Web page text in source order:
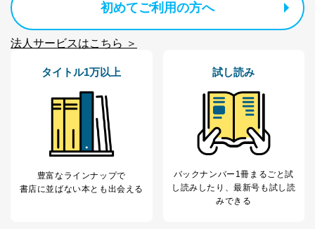
初めてご利用の方へ
法人サービスはこちら ＞
タイトル1万以上
豊富なラインナップで
書店に並ばない本とも出会える
試し読み
バックナンバー1冊まるごと試
し読み したり、最新号も試し読
みできる